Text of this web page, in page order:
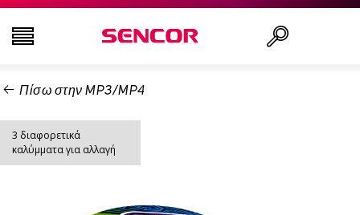
ΤΗΛΕΟΡΆΣΕΙΣ
ΕΙΚΌΝΑ & ΉΧΟΣ
Πίσω στην MP3/MP4
3 διαφορετικά
καλύμματα για αλλαγή